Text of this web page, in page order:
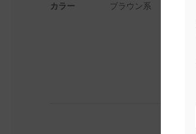
カラー
ブラウン系